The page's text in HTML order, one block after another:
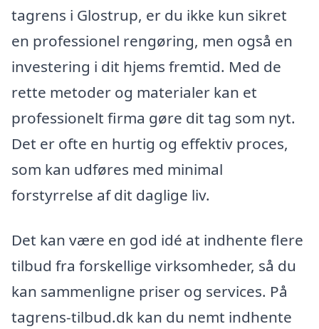
tagrens i Glostrup, er du ikke kun sikret
en professionel rengøring, men også en
investering i dit hjems fremtid. Med de
rette metoder og materialer kan et
professionelt firma gøre dit tag som nyt.
Det er ofte en hurtig og effektiv proces,
som kan udføres med minimal
forstyrrelse af dit daglige liv.
Det kan være en god idé at indhente flere
tilbud fra forskellige virksomheder, så du
kan sammenligne priser og services. På
tagrens-tilbud.dk kan du nemt indhente